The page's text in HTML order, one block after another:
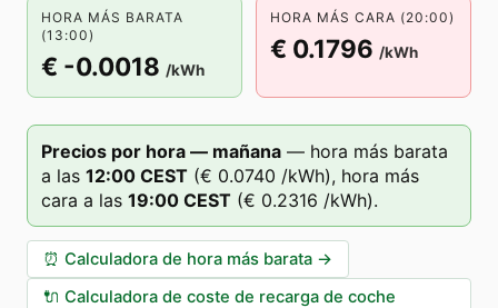
HORA MÁS BARATA
(13:00)
€ -0.0018 /kWh
HORA MÁS CARA (20:00)
€ 0.1796 /kWh
Precios por hora — mañana — hora más barata
a las 12:00 CEST (€ 0.0740 /kWh), hora más
cara a las 19:00 CEST (€ 0.2316 /kWh).
⏰ Calculadora de hora más barata →
🔌 Calculadora de coste de recarga de coche